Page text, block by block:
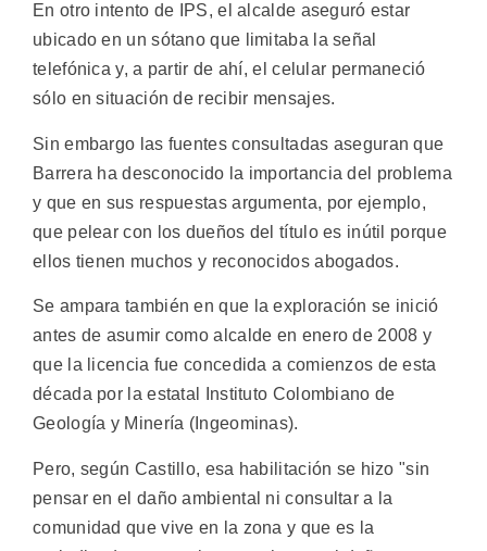
En otro intento de IPS, el alcalde aseguró estar
ubicado en un sótano que limitaba la señal
telefónica y, a partir de ahí, el celular permaneció
sólo en situación de recibir mensajes.
Sin embargo las fuentes consultadas aseguran que
Barrera ha desconocido la importancia del problema
y que en sus respuestas argumenta, por ejemplo,
que pelear con los dueños del título es inútil porque
ellos tienen muchos y reconocidos abogados.
Se ampara también en que la exploración se inició
antes de asumir como alcalde en enero de 2008 y
que la licencia fue concedida a comienzos de esta
década por la estatal Instituto Colombiano de
Geología y Minería (Ingeominas).
Pero, según Castillo, esa habilitación se hizo "sin
pensar en el daño ambiental ni consultar a la
comunidad que vive en la zona y que es la